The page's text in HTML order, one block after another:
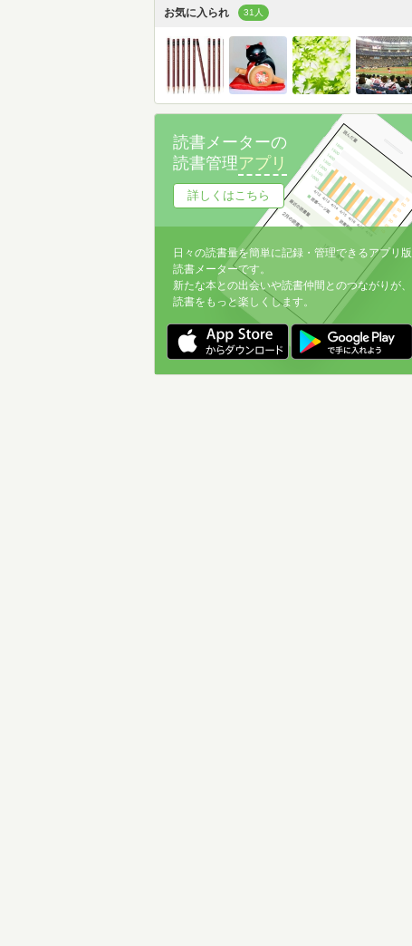
お気に入られ 31人
読書メーターの
読書管理アプリ
詳しくはこちら
日々の読書量を簡単に記録・管理できるアプリ版
読書メーターです。
新たな本との出会いや読書仲間とのつながりが、
読書をもっと楽しくします。